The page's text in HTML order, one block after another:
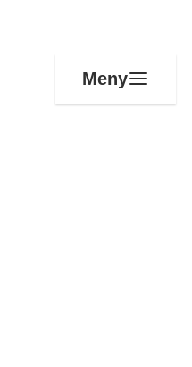
Meny